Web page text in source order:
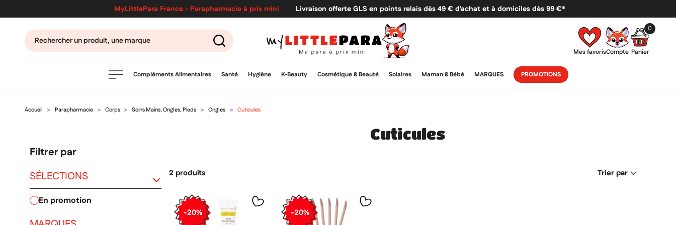
MyLittlePara France - Parapharmacie à prix mini Livraison offerte GLS en points relais dès 49 € d’achat et à domiciles dès 99 €*
CATÉGORIES
PRODUITS
Mes favorisCompte
0
Panier
Compléments Alimentaires Santé Hygiène K-Beauty Cosmétique & Beauté Solaires Maman & Bébé MARQUES PROMOTIONS
Accueil Parapharmacie Corps Soins Mains, Ongles, Pieds Ongles Cuticules
Filtrer par
SÉLECTIONS
en promotion
Cuticules
2 produits Trier par
-20% -20%